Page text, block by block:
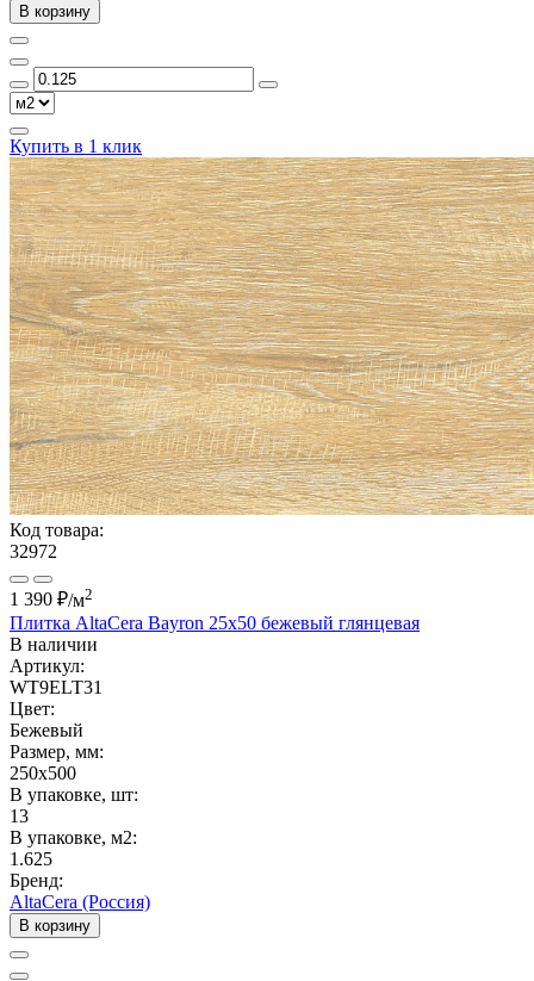
В корзину
Купить в 1 клик
Код товара:
32972
1 390 ₽/м2
Плитка AltaCera Bayron 25x50 бежевый глянцевая
В наличии
Артикул:
WT9ELT31
Цвет:
Бежевый
Размер, мм:
250x500
В упаковке, шт:
13
В упаковке, м2:
1.625
Бренд:
AltaCera (Россия)
В корзину